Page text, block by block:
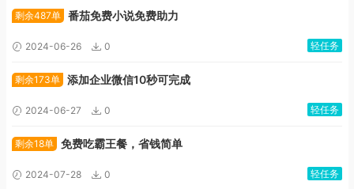
剩余487单 番茄免费小说免费助力
2024-06-26 0 轻任务
剩余173单 添加企业微信10秒可完成
2024-06-27 0 轻任务
剩余18单 免费吃霸王餐，省钱简单
2024-07-28 0 轻任务